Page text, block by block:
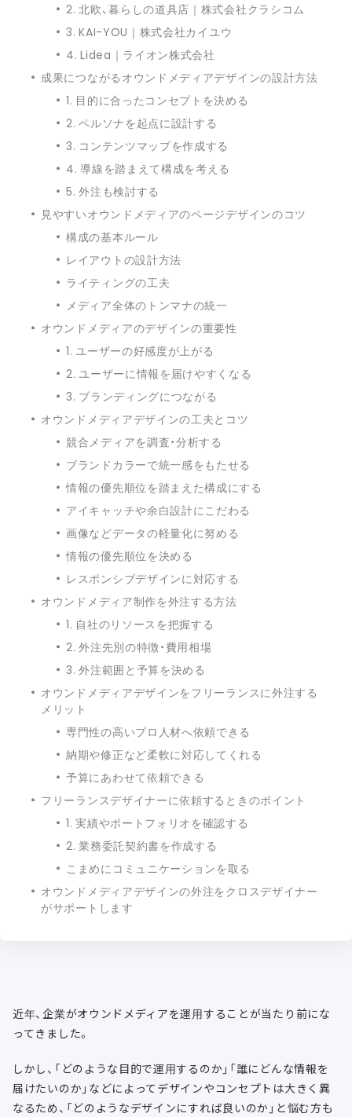
2. 北欧、暮らしの道具店｜株式会社クラシコム
3. KAI-YOU｜株式会社カイユウ
4. Lidea｜ライオン株式会社
成果につながるオウンドメディアデザインの設計方法
1. 目的に合ったコンセプトを決める
2. ペルソナを起点に設計する
3. コンテンツマップを作成する
4. 導線を踏まえて構成を考える
5. 外注も検討する
見やすいオウンドメディアのページデザインのコツ
構成の基本ルール
レイアウトの設計方法
ライティングの工夫
メディア全体のトンマナの統一
オウンドメディアのデザインの重要性
1. ユーザーの好感度が上がる
2. ユーザーに情報を届けやすくなる
3. ブランディングにつながる
オウンドメディアデザインの工夫とコツ
競合メディアを調査・分析する
ブランドカラーで統一感をもたせる
情報の優先順位を踏まえた構成にする
アイキャッチや余白設計にこだわる
画像などデータの軽量化に努める
情報の優先順位を決める
レスポンシブデザインに対応する
オウンドメディア制作を外注する方法
1. 自社のリソースを把握する
2. 外注先別の特徴・費用相場
3. 外注範囲と予算を決める
オウンドメディアデザインをフリーランスに外注する
メリット
専門性の高いプロ人材へ依頼できる
納期や修正など柔軟に対応してくれる
予算にあわせて依頼できる
フリーランスデザイナーに依頼するときのポイント
1. 実績やポートフォリオを確認する
2. 業務委託契約書を作成する
こまめにコミュニケーションを取る
オウンドメディアデザインの外注をクロスデザイナー
がサポートします
近年、企業がオウンドメディアを運用することが当たり前にな
ってきました。
しかし、「どのような目的で運用するのか」「誰にどんな情報を
届けたいのか」などによってデザインやコンセプトは大きく異
なるため、「どのようなデザインにすれば良いのか」と悩む方も